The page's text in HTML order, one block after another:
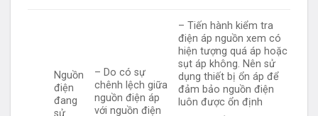
Nguồn
điện
đang
– Do có sự
chênh lệch giữa
nguồn điện áp
với nguồn điện
– Tiến hành kiểm tra
điện áp nguồn xem có
hiện tượng quá áp hoặc
sụt áp không. Nên sử
dụng thiết bị ổn áp để
đảm bảo nguồn điện
luôn được ổn định